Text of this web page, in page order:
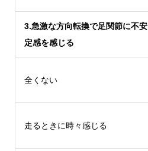
3.急激な方向転換で足関節に不安
定感を感じる
全くない
走るときに時々感じる